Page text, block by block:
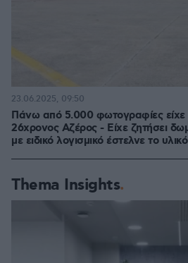
Πάνω από 5.000 φωτογραφίες είχε
26χρονος Αζέρος - Είχε ζητήσει
με ειδικό λογισμικό έστελνε το υλικό
23.06.2025, 09:50
Thema Insights